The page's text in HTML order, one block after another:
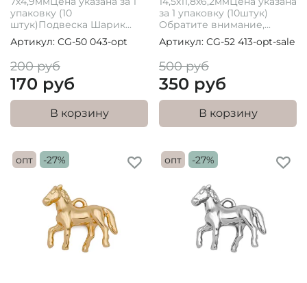
упаковку (10
штук)Подвеска Шарик...
Артикул: CG-50 043-opt
200 руб
170 руб
В корзину
за 1 упаковку (10штук)
Обратите внимание,...
Артикул: CG-52 413-opt-sale
500 руб
350 руб
В корзину
опт -27% опт -27%